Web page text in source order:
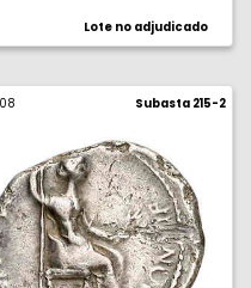
Lote no adjudicado
Subasta 215-2